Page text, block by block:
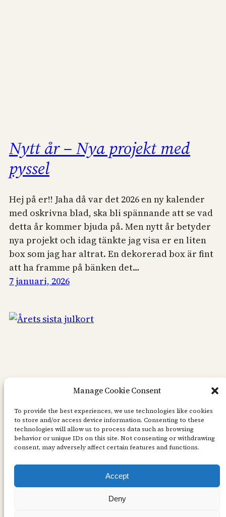
Manage Cookie Consent
To provide the best experiences, we use technologies like cookies
to store and/or access device information. Consenting to these
technologies will allow us to process data such as browsing
behavior or unique IDs on this site. Not consenting or withdrawing
consent, may adversely affect certain features and functions.
Accept
Deny
Nytt år – Nya projekt med
pyssel
Hej på er!! Jaha då var det 2026 en ny kalender
med oskrivna blad, ska bli spännande att se vad
detta år kommer bjuda på. Men nytt år betyder
nya projekt och idag tänkte jag visa er en liten
box som jag har altrat. En dekorerad box är fint
att ha framme på bänken det…
7 januari, 2026